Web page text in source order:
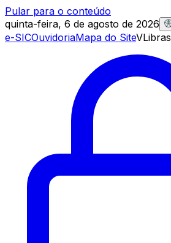
Pular para o conteúdo
quinta-feira, 6 de agosto de 2026
e-SICOuvidoriaMapa do SiteVLibras